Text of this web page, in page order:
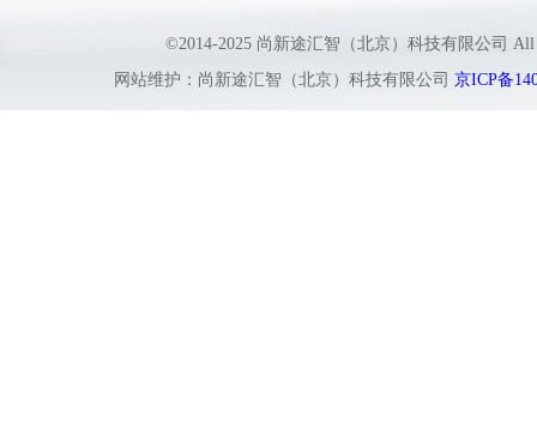
©2014-2025 尚新途汇智（北京）科技有限公司
网站维护：尚新途汇智（北京）科技有限公司 京ICP备